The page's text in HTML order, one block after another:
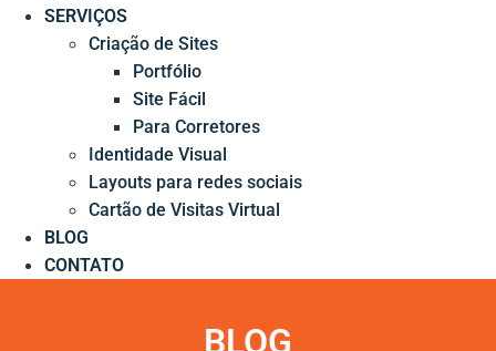
SERVIÇOS
Criação de Sites
Portfólio
Site Fácil
Para Corretores
Identidade Visual
Layouts para redes sociais
Cartão de Visitas Virtual
BLOG
CONTATO
BLOG